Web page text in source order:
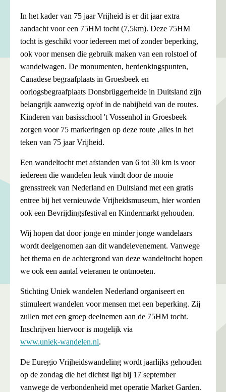
In het kader van 75 jaar Vrijheid is er dit jaar extra
aandacht voor een 75HM tocht (7,5km). Deze 75HM
tocht is geschikt voor iedereen met of zonder beperking,
ook voor mensen die gebruik maken van een rolstoel of
wandelwagen. De monumenten, herdenkingspunten,
Canadese begraafplaats in Groesbeek en
oorlogsbegraafplaats Donsbrüggerheide in Duitsland zijn
belangrijk aanwezig op/of in de nabijheid van de routes.
Kinderen van basisschool 't Vossenhol in Groesbeek
zorgen voor 75 markeringen op deze route ,alles in het
teken van 75 jaar Vrijheid.
Een wandeltocht met afstanden van 6 tot 30 km is voor
iedereen die wandelen leuk vindt door de mooie
grensstreek van Nederland en Duitsland met een gratis
entree bij het vernieuwde Vrijheidsmuseum, hier worden
ook een Bevrijdingsfestival en Kindermarkt gehouden.
Wij hopen dat door jonge en minder jonge wandelaars
wordt deelgenomen aan dit wandelevenement. Vanwege
het thema en de achtergrond van deze wandeltocht hopen
we ook een aantal veteranen te ontmoeten.
Stichting Uniek wandelen Nederland organiseert en
stimuleert wandelen voor mensen met een beperking. Zij
zullen met een groep deelnemen aan de 75HM tocht.
Inschrijven hiervoor is mogelijk via
www.uniek-wandelen.nl.
De Euregio Vrijheidswandeling wordt jaarlijks gehouden
op de zondag die het dichtst ligt bij 17 september
vanwege de verbondenheid met operatie Market Garden.